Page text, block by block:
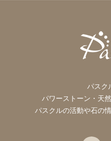
パスク
パワーストーン・天
パスクルの活動や石の